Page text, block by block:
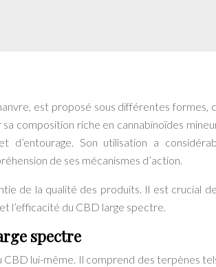
est proposé sous différentes formes,
composition riche en cannabinoïdes
d’entourage. Son utilisation a
de ses mécanismes d’action.
de la qualité des produits. Il est crucial
l’efficacité du CBD large spectre.
spectre
lui-même. Il comprend des terpènes